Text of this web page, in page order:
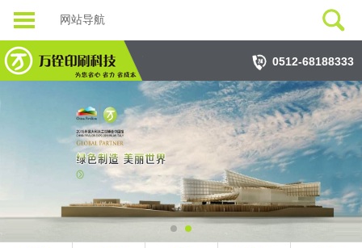
网站导航
0512-68188333